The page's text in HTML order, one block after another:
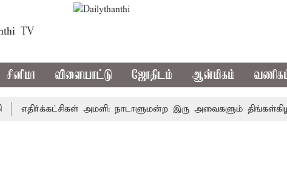
TV
சினிமா விளையாட்டு ஜோதிடம் ஆன்மிகம்
அமளி: நாடாளுமன்ற இரு அவைகளும் திங்கள்கிழமை